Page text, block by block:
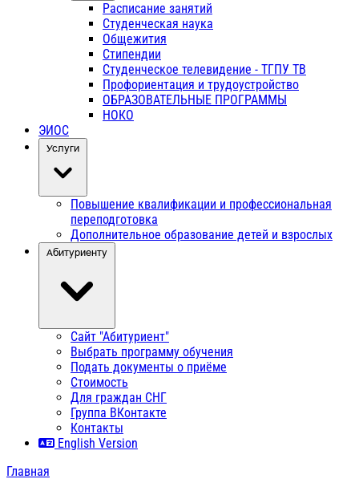
Расписание занятий
Студенческая наука
Общежития
Стипендии
Студенческое телевидение - ТГПУ ТВ
Профориентация и трудоустройство
ОБРАЗОВАТЕЛЬНЫЕ ПРОГРАММЫ
НОКО
ЭИОС
Услуги
Повышение квалификации и профессиональная
переподготовка
Дополнительное образование детей и взрослых
Абитуриенту
Сайт "Абитуриент"
Выбрать программу обучения
Подать документы о приёме
Стоимость
Для граждан СНГ
Группа ВКонтакте
Контакты
English Version
Главная